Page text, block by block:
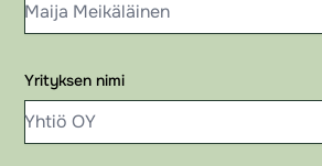
Yrityksen nimi